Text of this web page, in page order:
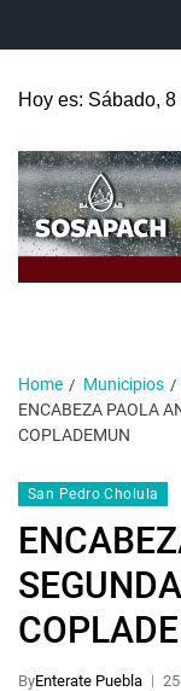
Hoy es: Sábado,
Home Municipios
ENCABEZA PAOLA
COPLADEMUN
San Pedro Cholula
ByEnterate Puebla